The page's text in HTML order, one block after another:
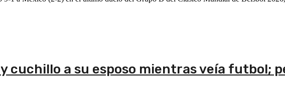
cuchillo a su esposo mientras veía futbol;